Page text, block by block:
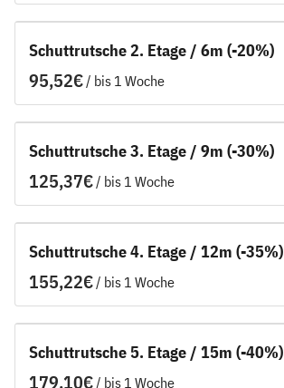
Schuttrutsche 2. Etage / 6m (-20%)
/
Schuttrutsche 3. Etage / 9m (-30%)
/
Schuttrutsche 4. Etage / 12m (-35%)
/
Schuttrutsche 5. Etage / 15m (-40%)
/